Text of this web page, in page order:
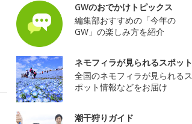
GWのおでかけトピックス
編集部おすすめの「今年の
GW」の楽しみ方を紹介
ネモフィラが見られるスポット
全国のネモフィラが見られるス
ポット情報などをお届け
潮干狩りガイド